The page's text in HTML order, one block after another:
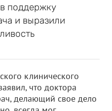
поддержку
и выразили
клинического
что доктора
делающий свое дело